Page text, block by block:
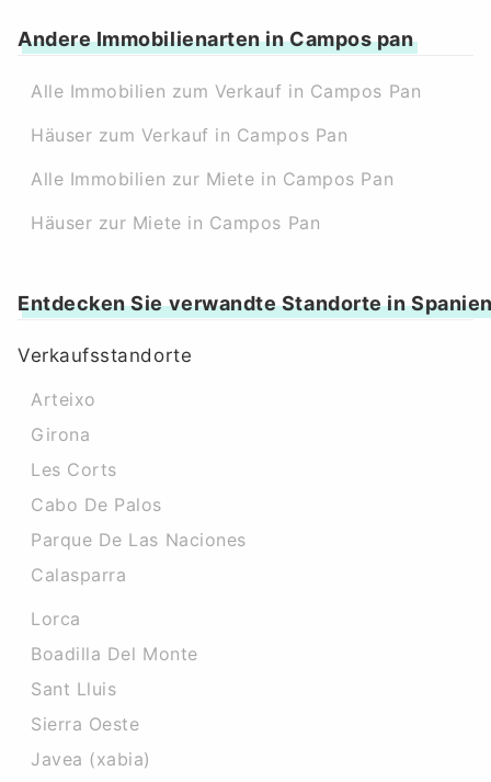
Andere Immobilienarten in Campos pan
Alle Immobilien zum Verkauf in Campos Pan
Häuser zum Verkauf in Campos Pan
Alle Immobilien zur Miete in Campos Pan
Häuser zur Miete in Campos Pan
Entdecken Sie verwandte Standorte in
Verkaufsstandorte
Arteixo
Girona
Les Corts
Cabo De Palos
Parque De Las Naciones
Calasparra
Lorca
Boadilla Del Monte
Sant Lluis
Sierra Oeste
Javea (xabia)